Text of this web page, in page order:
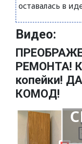
оставалась в
Видео:
РЕМОНТА!
копейки!
КОМОД!